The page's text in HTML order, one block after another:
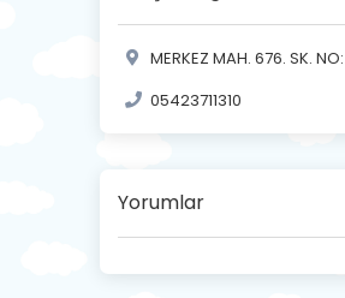
MERKEZ MAH. 676. SK.
05423711310
Yorumlar